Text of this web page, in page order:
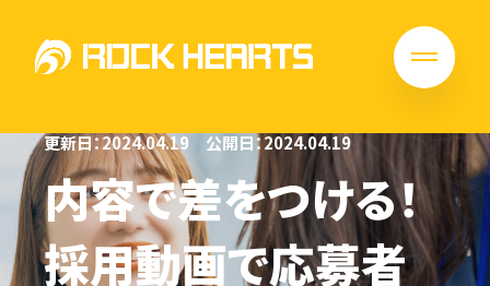
更新日：2024.04.19 公開日：2024.04.19
内容で差をつける！
採用動画で応募者